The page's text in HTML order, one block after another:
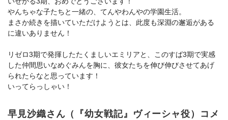
やんちゃな子たちと一緒の、てんやわんやの学園生活。
まさか続きを描いていただけようとは、此度も深淵の邂逅がある
に違いありません！
リゼロ3期で発揮したたくましいエミリアと、このすば3期で実感
した仲間思いなめぐみんを胸に、彼女たちを伸び伸びさせてあげ
られたらなと思っています！
いってらっしゃい！
早見沙織さん（『幼女戦記』ヴィーシャ役）コメ